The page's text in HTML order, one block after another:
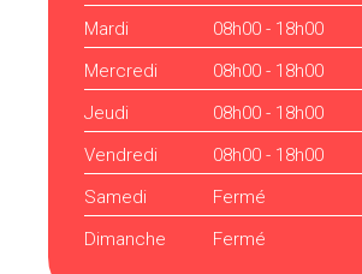
Mardi
08h00 - 18h00
Mercredi
08h00 - 18h00
Jeudi
08h00 - 18h00
Vendredi
08h00 - 18h00
Samedi
Fermé
Dimanche
Fermé